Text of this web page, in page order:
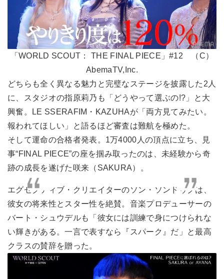
「WORLD SCOUT： THE FINAL PIECE」#12 （C）
AbemaTV,Inc.
どちらも全く異なる魅力と完璧なステージを披露した2人
に、スタジオの指原莉乃も「どうやって選ぶの!?」と大
興奮。LE SSERAFIM・KAZUHAが「両方見てみたい。
報われてほしい」と語るほど審査は難航を極めた。
そして運命の合格者発表。1万4000人の頂点に立ち、見
事“FINAL PIECE”の座を掴み取ったのは、未経験から奇
跡の成長を遂げた咲来（SAKURA）。
エグゼクティブ・クリエイターのソン・ソンドゥクは、
彼女の将来性とスター性を絶賛。音楽プロデューサーの
バート・シュウデルも「彼女には訓練で身につけられな
い輝きがある。一言で表すなら『スパーク』だ」と最高
クラスの賛辞を贈った。